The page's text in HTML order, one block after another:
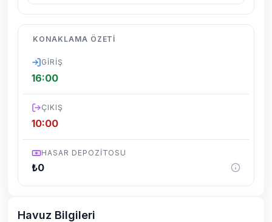
dönemsel olarak altyapı çalışmaları
yapılabilmektedir. Bu çalışma nedeniyle yol
KONAKLAMA ÖZETI
GIRIŞ
16:00
ÇIKIŞ
10:00
HASAR DEPOZITOSU
₺0
Havuz Bilgileri